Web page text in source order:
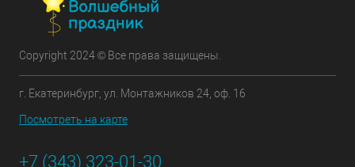
Copyright 2024 © Все права защищены.
г. Екатеринбург, ул. Монтажников 24, оф. 16
Посмотреть на карте
+7 (343) 323-01-30